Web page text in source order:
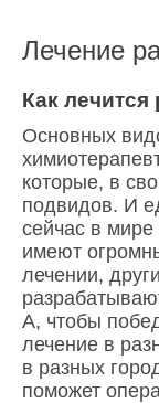
Лечение
Как лечится
Основных
которые, в
подвидов. И
сейчас в
имеют
лечении,
А, чтобы
лечение в
в разных
поможет